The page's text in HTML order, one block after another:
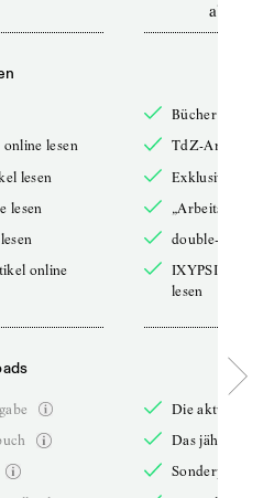
lesen
lesen
lesen
online
ab
Bücher online
TdZ-Artikel
Exklusive
double-
lesen
Die aktuelle
Das jährliche